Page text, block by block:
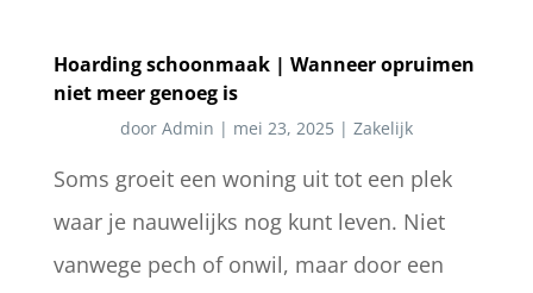
Hoarding schoonmaak | Wanneer opruimen
niet meer genoeg is
door Admin | mei 23, 2025 | Zakelijk
Soms groeit een woning uit tot een plek
waar je nauwelijks nog kunt leven. Niet
vanwege pech of onwil, maar door een